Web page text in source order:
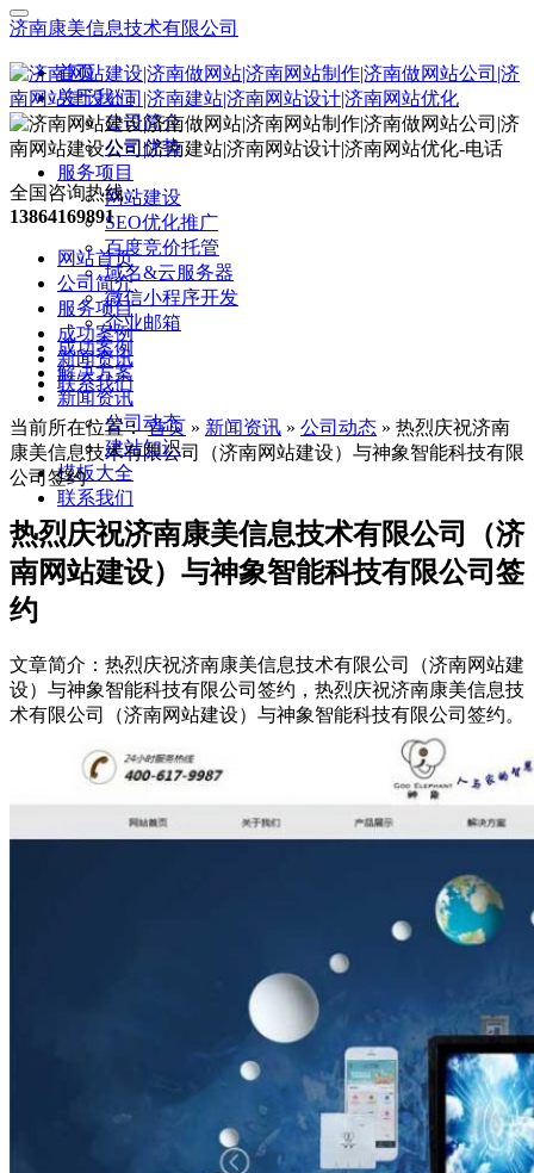
济南康美信息技术有限公司
首页
关于我们
公司简介
公司优势
服务项目
网站建设
SEO优化推广
百度竞价托管
域名&云服务器
微信小程序开发
企业邮箱
成功案例
解决方案
新闻资讯
公司动态
建站知识
模板大全
联系我们
全国咨询热线：
13864169891
网站首页
公司简介
服务项目
成功案例
新闻资讯
联系我们
当前所在位置：首页 » 新闻资讯 » 公司动态 » 热烈庆祝济南
康美信息技术有限公司（济南网站建设）与神象智能科技有限
公司签约
热烈庆祝济南康美信息技术有限公司（济
南网站建设）与神象智能科技有限公司签
约
文章简介： 热烈庆祝济南康美信息技术有限公司（济南网站建
设）与神象智能科技有限公司签约，热烈庆祝济南康美信息技
术有限公司（济南网站建设）与神象智能科技有限公司签约。